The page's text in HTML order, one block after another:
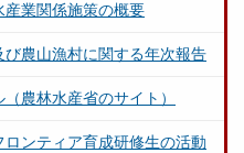
業関係施策の概要
農山漁村に関する年次報告
農林水産省のサイト）
ンティア育成研修生の活動